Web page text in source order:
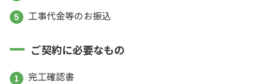
工事代金等のお振込
ご契約に必要なもの
完工確認書